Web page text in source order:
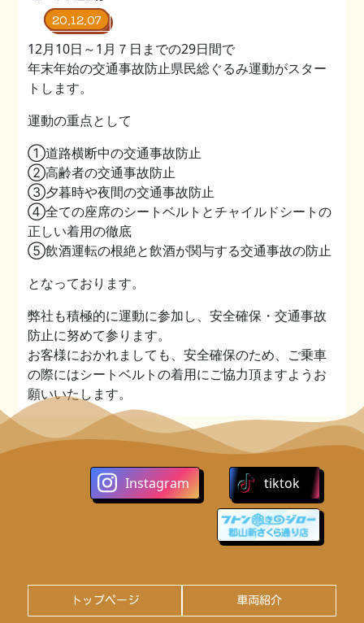
20.12.07
12月10日～1月７日までの29日間で
年末年始の交通事故防止県民総ぐるみ運動がスター
トします。
運動の重点として
①道路横断中の交通事故防止
②高齢者の交通事故防止
③夕暮時や夜間の交通事故防止
④全ての座席のシートベルトとチャイルドシートの
正しい着用の徹底
⑤飲酒運転の根絶と飲酒が関与する交通事故の防止
となっております。
弊社も積極的に運動に参加し、安全確保・交通事故
防止に努めて参ります。
お客様におかれましても、安全確保のため、ご乗車
の際にはシートベルトの着用にご協力頂ますようお
願いいたします。
Instagram tiktok
トップページ 車両紹介